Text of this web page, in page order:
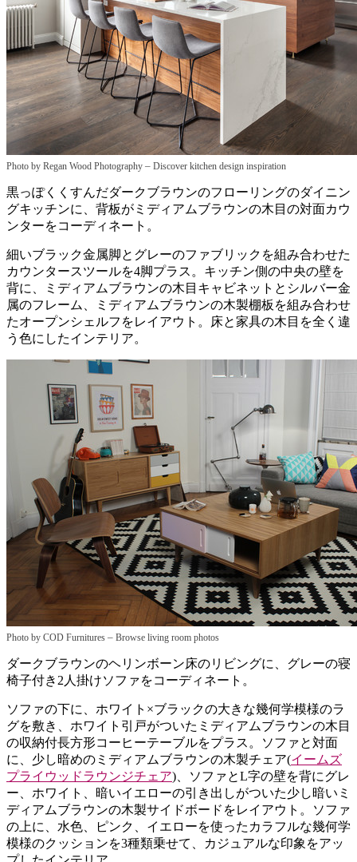
Photo by Regan Wood Photography – Discover kitchen design inspiration
黒っぽくくすんだダークブラウンのフローリングのダイニン
グキッチンに、背板がミディアムブラウンの木目の対面カウ
ンターをコーディネート。
細いブラック金属脚とグレーのファブリックを組み合わせた
カウンタースツールを4脚プラス。キッチン側の中央の壁を
背に、ミディアムブラウンの木目キャビネットとシルバー金
属のフレーム、ミディアムブラウンの木製棚板を組み合わせ
たオープンシェルフをレイアウト。床と家具の木目を全く違
う色にしたインテリア。
Photo by COD Furnitures – Browse living room photos
ダークブラウンのヘリンボーン床のリビングに、グレーの寝
椅子付き2人掛けソファをコーディネート。
ソファの下に、ホワイト×ブラックの大きな幾何学模様のラ
グを敷き、ホワイト引戸がついたミディアムブラウンの木目
の収納付長方形コーヒーテーブルをプラス。ソファと対面
に、少し暗めのミディアムブラウンの木製チェア(イームズ
プライウッドラウンジチェア)、ソファとL字の壁を背にグレ
ー、ホワイト、暗いイエローの引き出しがついた少し暗いミ
ディアムブラウンの木製サイドボードをレイアウト。ソファ
の上に、水色、ピンク、イエローを使ったカラフルな幾何学
模様のクッションを3種類乗せて、カジュアルな印象をアッ